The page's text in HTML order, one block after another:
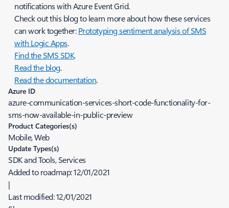
notifications with Azure Event Grid.
Check out this blog to learn more about how these services
can work together:Prototyping sentiment analysis of SMS
with Logic Apps.
Find the SMS SDK.
Read the blog.
Read the documentation.
Azure ID
azure-communication-services-short-code-functionality-for-
sms-now-available-in-public-preview
Product Categories(s)
Mobile, Web
Update Types(s)
SDK and Tools, Services
Added to roadmap:12/01/2021
|
Last modified:12/01/2021